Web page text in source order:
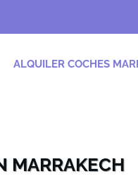
ALQUILER COCHES
MARRAKECH